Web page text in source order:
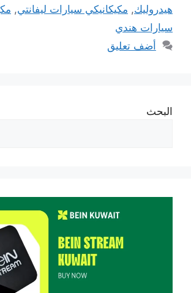
هيدروليك, مكيكانيكي سيارات ليفانتي,
سيارات هندي
أضف تعليق
البحث